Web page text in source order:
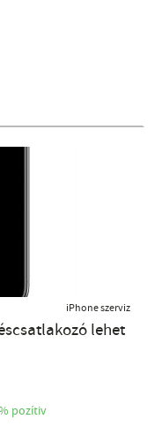
iPhone szerviz
lehet
pozítiv